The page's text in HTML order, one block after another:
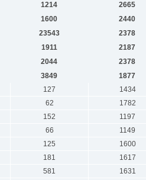
1214 2665
1600 2440
23543 2378
1911 2187
2044 2378
3849 1877
127 1434
62 1782
152 1197
66 1149
125 1600
181 1617
581 1631